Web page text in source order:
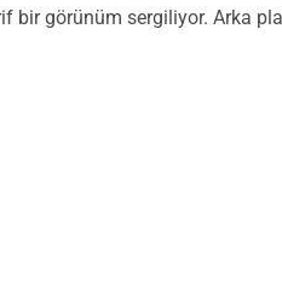
bir görünüm sergiliyor. Arka